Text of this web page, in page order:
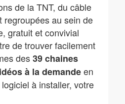
de la TNT, du câble
regroupées au sein de
gratuit et convivial
de trouver facilement
des39 chaines
à la demandeen
à installer, votre